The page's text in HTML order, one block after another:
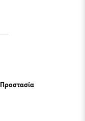
Προστασία